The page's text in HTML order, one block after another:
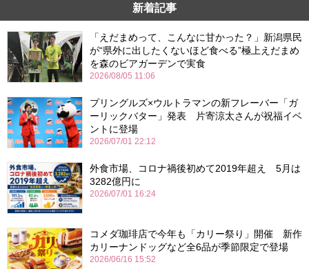
新着記事
「えだまめって、こんなに甘かった？」新潟県民
が“県外に出したくないほど食べる”極上えだまめ
を森のビアガーデンで実食
2026/08/05 11:06
プリングルズ×ウルトラマンの新フレーバー「ガ
ーリックバター」発表 片寄涼太さんが祝福イベ
ントに登場
2026/07/01 22:12
外食市場、コロナ禍後初めて2019年超え 5月は
3282億円に
2026/07/01 16:24
コメダ珈琲店で今年も「カリー祭り」開催 新作
カリーナンドッグなど全6品が季節限定で登場
2026/06/16 15:52